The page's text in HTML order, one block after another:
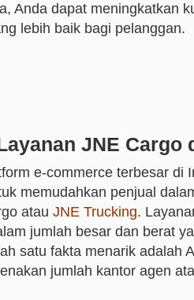
Anda dapat meningkatkan
lebih baik bagi pelanggan.
JNE Cargo
e-commerce terbesar di
memudahkan penjual
atau JNE Trucking.
jumlah besar dan berat
satu fakta menarik adalah
jumlah kantor agen